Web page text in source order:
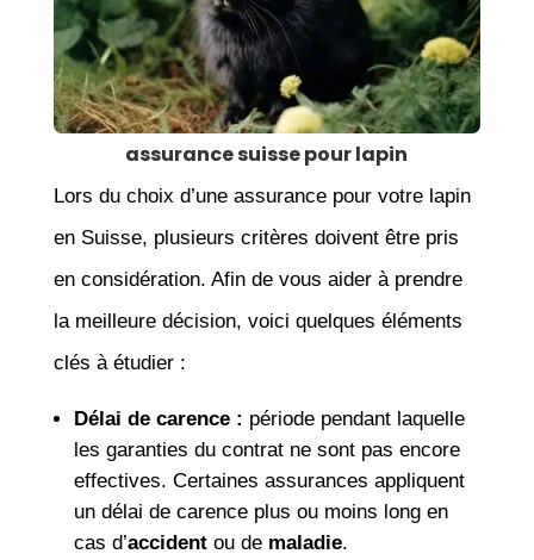
assurance suisse pour lapin
Lors du choix d’une assurance pour votre lapin
en Suisse, plusieurs critères doivent être pris
en considération. Afin de vous aider à prendre
la meilleure décision, voici quelques éléments
clés à étudier :
Délai de carence : période pendant laquelle
les garanties du contrat ne sont pas encore
effectives. Certaines assurances appliquent
un délai de carence plus ou moins long en
cas d’accidentou de maladie.